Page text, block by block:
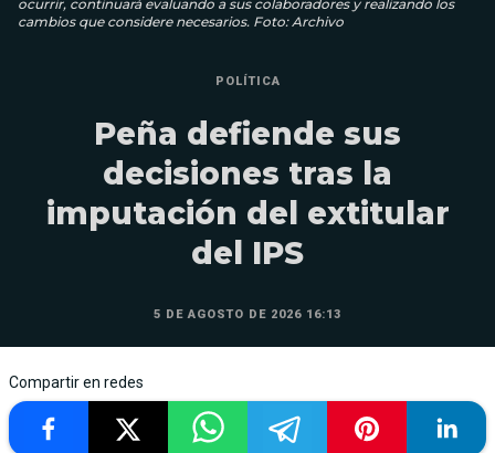
ocurrir, continuará evaluando a sus colaboradores y realizando los
cambios que considere necesarios. Foto: Archivo
POLÍTICA
Peña defiende sus
decisiones tras la
imputación del extitular
del IPS
5 DE AGOSTO DE 2026 16:13
Compartir en redes